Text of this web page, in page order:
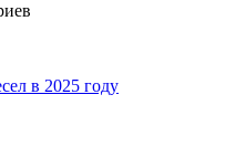
в 2025 году